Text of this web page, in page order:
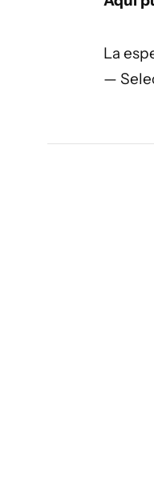
La
—